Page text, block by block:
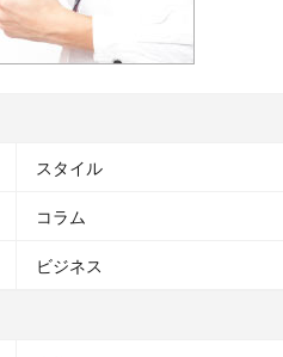
スタイル
コラム
ビジネス